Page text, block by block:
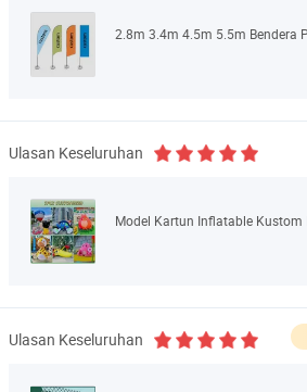
Ulasan Keseluruhan
Ulasan Keseluruhan